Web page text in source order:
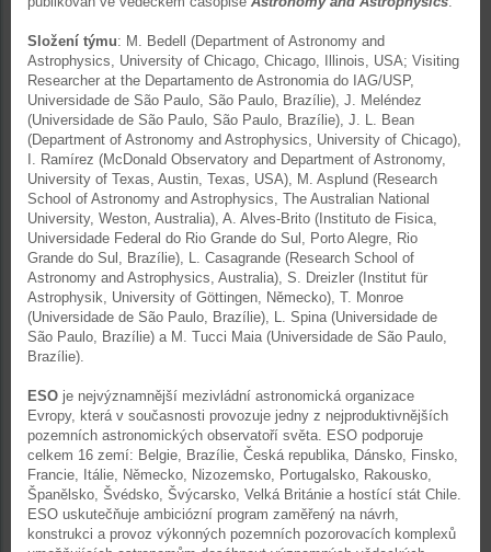
Složení týmu: M. Bedell (Department of Astronomy and
Astrophysics, University of Chicago, Chicago, Illinois, USA; Visiting
Researcher at the Departamento de Astronomia do IAG/USP,
Universidade de São Paulo, São Paulo, Brazílie), J. Meléndez
(Universidade de São Paulo, São Paulo, Brazílie), J. L. Bean
(Department of Astronomy and Astrophysics, University of Chicago),
I. Ramírez (McDonald Observatory and Department of Astronomy,
University of Texas, Austin, Texas, USA), M. Asplund (Research
School of Astronomy and Astrophysics, The Australian National
University, Weston, Australia), A. Alves-Brito (Instituto de Fisica,
Universidade Federal do Rio Grande do Sul, Porto Alegre, Rio
Grande do Sul, Brazílie), L. Casagrande (Research School of
Astronomy and Astrophysics, Australia), S. Dreizler (Institut für
Astrophysik, University of Göttingen, Německo), T. Monroe
(Universidade de São Paulo, Brazílie), L. Spina (Universidade de
São Paulo, Brazílie) a M. Tucci Maia (Universidade de São Paulo,
Brazílie).
ESO je nejvýznamnější mezivládní astronomická organizace
Evropy, která v současnosti provozuje jedny z nejproduktivnějších
pozemních astronomických observatoří světa. ESO podporuje
celkem 16 zemí: Belgie, Brazílie, Česká republika, Dánsko, Finsko,
Francie, Itálie, Německo, Nizozemsko, Portugalsko, Rakousko,
Španělsko, Švédsko, Švýcarsko, Velká Británie a hostící stát Chile.
ESO uskutečňuje ambiciózní program zaměřený na návrh,
konstrukci a provoz výkonných pozemních pozorovacích komplexů